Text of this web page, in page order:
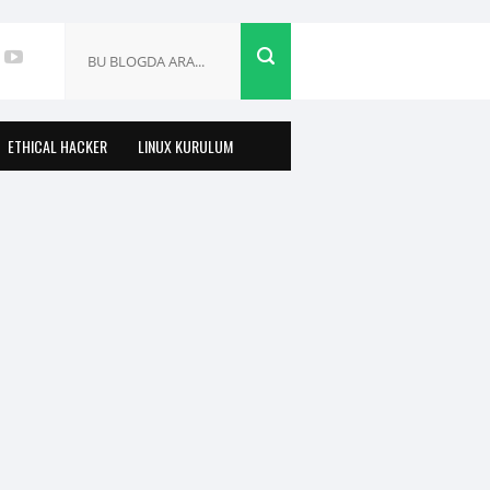
ETHICAL HACKER LINUX KURULUM